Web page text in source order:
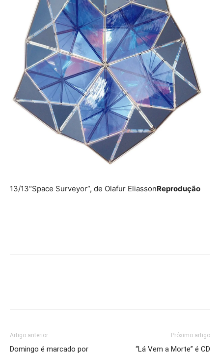
13/13“Space Surveyor”, de Olafur EliassonReprodução
Artigo anterior
Domingo é marcado por
Próximo artigo
“Lá Vem a Morte” é CD